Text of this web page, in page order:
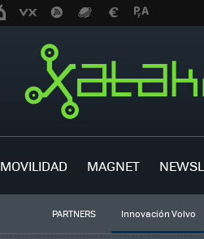
MOVILIDAD MAGNET
PARTNERS Innovación Volvo